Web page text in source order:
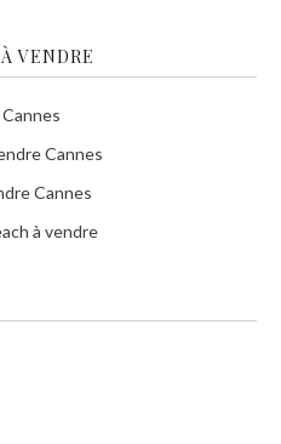
VENDRE
Cannes
Cannes
à vendre